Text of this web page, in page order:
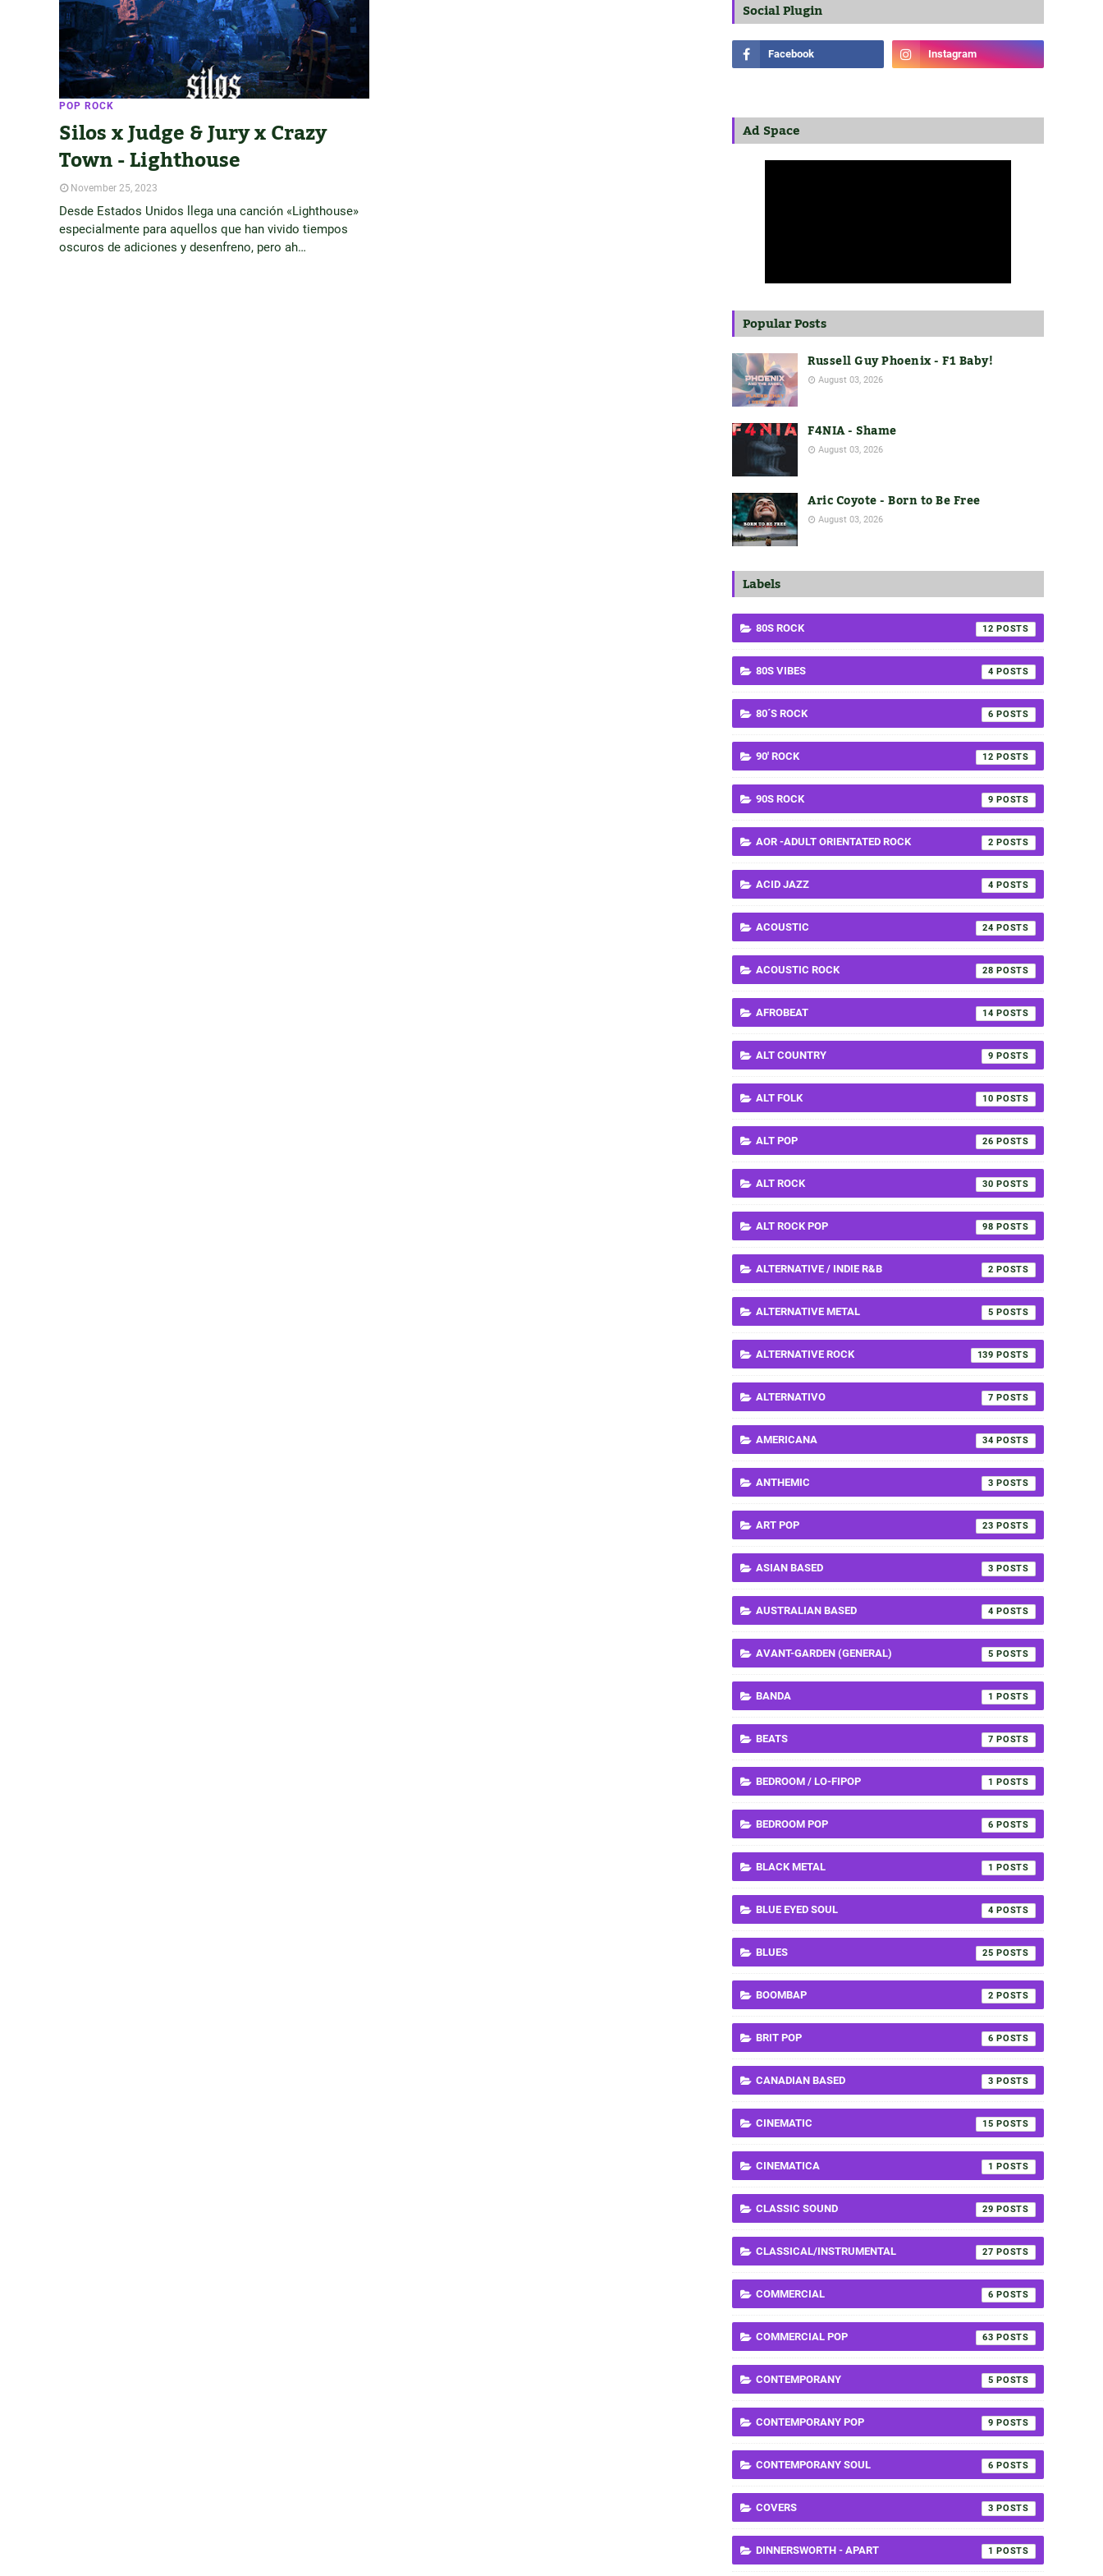
POP ROCK
Silos x Judge & Jury x Crazy
Town - Lighthouse
November 25, 2023
Desde Estados Unidos llega una canción «Lighthouse»
especialmente para aquellos que han vivido tiempos
oscuros de adiciones y desenfreno, pero ah…
Social Plugin
Ad Space
Popular Posts
Russell Guy Phoenix - F1 Baby!
August 03, 2026
F4NIA - Shame
August 03, 2026
Aric Coyote - Born to Be Free
August 03, 2026
Labels
80S ROCK 12
80S VIBES 4
80´S ROCK 6
90' ROCK 12
90S ROCK 9
AOR -ADULT ORIENTATED ROCK 2
ACID JAZZ 4
ACOUSTIC 24
ACOUSTIC ROCK 28
AFROBEAT 14
ALT COUNTRY 9
ALT FOLK 10
ALT POP 26
ALT ROCK 30
ALT ROCK POP 98
ALTERNATIVE / INDIE R&B 2
ALTERNATIVE METAL 5
ALTERNATIVE ROCK 139
ALTERNATIVO 7
AMERICANA 34
ANTHEMIC 3
ART POP 23
ASIAN BASED 3
AUSTRALIAN BASED 4
AVANT-GARDEN (GENERAL) 5
BANDA 1
BEATS 7
BEDROOM / LO-FIPOP 1
BEDROOM POP 6
BLACK METAL 1
BLUE EYED SOUL 4
BLUES 25
BOOMBAP 2
BRIT POP 6
CANADIAN BASED 3
CINEMATIC 15
CINEMATICA 1
CLASSIC SOUND 29
CLASSICAL/INSTRUMENTAL 27
COMMERCIAL 6
COMMERCIAL POP 63
CONTEMPORANY 5
CONTEMPORANY POP 9
CONTEMPORANY SOUL 6
COVERS 3
DINNERSWORTH - APART 1